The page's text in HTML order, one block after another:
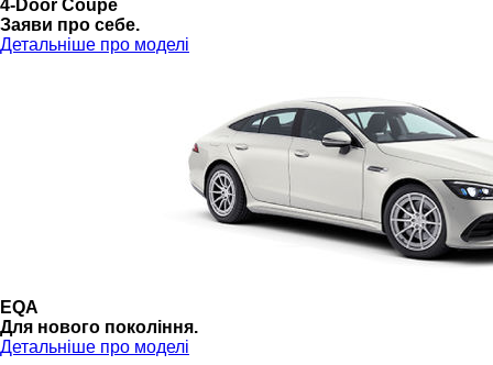
4-Door Coupé
Заяви про себе.
Детальніше про моделі
EQA
Для нового покоління.
Детальніше про моделі